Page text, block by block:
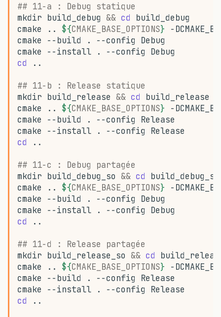
## 11-a : Debug statique
mkdir build_debug && cd
cmake
.. ${CMAKE_BASE_OPTIONS}
-
cmake
--build . --config
cmake
--install . --config
cd
## 11-b : Release statique
mkdir build_release && cd
cmake
.. ${CMAKE_BASE_OPTIONS}
-
cmake
--build . --config
cmake
--install . --config
cd
## 11-c : Debug partagée
mkdir build_debug_so && cd
cmake
.. ${CMAKE_BASE_OPTIONS}
-
cmake
--build . --config
cmake
--install . --config
cd
## 11-d : Release partagée
mkdir build_release_so && cd
cmake
.. ${CMAKE_BASE_OPTIONS}
-
cmake
--build . --config
cmake
--install . --config
cd